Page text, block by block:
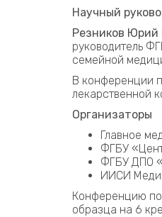
Научный
Резников Юрий
руководитель
семейной
В конференции
лекарственной
Организаторы
Главное
ФГБУ
ФГБУ ДПО
ИИСИ
Конференцию
образца на 6